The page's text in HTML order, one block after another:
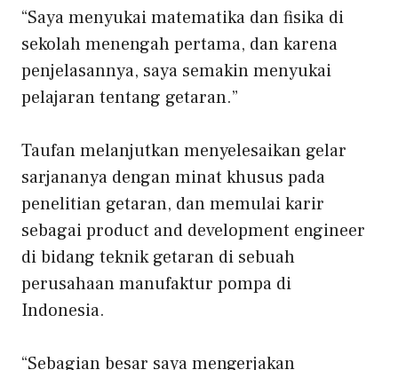
“Saya menyukai matematika dan fisika di
sekolah menengah pertama, dan karena
penjelasannya, saya semakin menyukai
pelajaran tentang getaran.”
Taufan melanjutkan menyelesaikan gelar
sarjananya dengan minat khusus pada
penelitian getaran, dan memulai karir
sebagai product and development engineer
di bidang teknik getaran di sebuah
perusahaan manufaktur pompa di
Indonesia.
“Sebagian besar saya mengerjakan